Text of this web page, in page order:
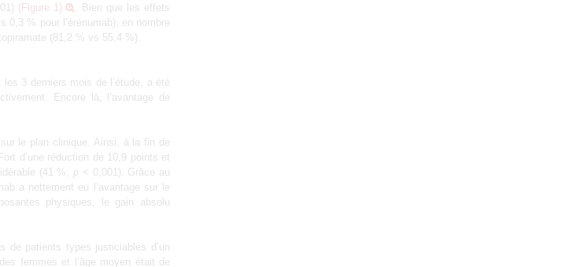
(Figure 1)
. Bien que les effets
% pour l’érénumab), en nombre
(81,2 % vs 55,4 %).
3 derniers mois de l’étude, a été
Encore là, l’avantage de
le plan clinique. Ainsi, à la fin de
d’une réduction de 10,9 points et
(41 %; p < 0,001). Grâce au
a nettement eu l’avantage sur le
physiques, le gain absolu
de patients types justiciables d’un
femmes et l’âge moyen était de